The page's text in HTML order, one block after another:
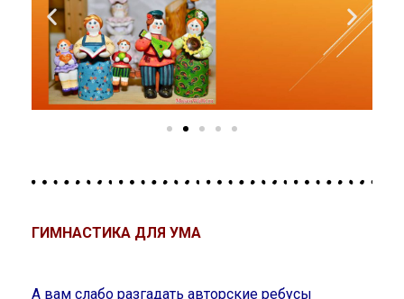
ГИМНАСТИКА ДЛЯ УМА
А вам слабо разгадать авторские ребусы